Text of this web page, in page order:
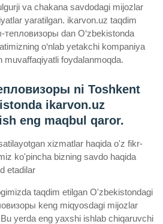
va chakana savdodagi mijozlar
yaratilgan. ikarvon.uz taqdim
dan O‘zbekistonda
o‘nlab yetakchi kompaniya
muvaffaqiyatli foydalanmoqda.
ni Toshkent
ikarvon.uz
eng maqbul qaror.
xizmatlar haqida o'z fikr-
ko'pincha bizning savdo haqida
etadilar
taqdim etilgan O'zbekistondagi
keng miqyosdagi mijozlar
yerda eng yaxshi ishlab chiqaruvchi